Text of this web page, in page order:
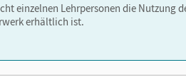
oder über die
einzelnen Lehrpersonen die Nutzung
erhältlich ist.